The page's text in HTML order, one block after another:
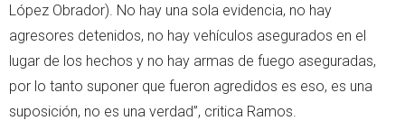
López Obrador). No hay una sola evidencia, no hay
agresores detenidos, no hay vehículos asegurados en el
lugar de los hechos y no hay armas de fuego aseguradas,
por lo tanto suponer que fueron agredidos es eso, es una
suposición, no es una verdad”, critica Ramos.